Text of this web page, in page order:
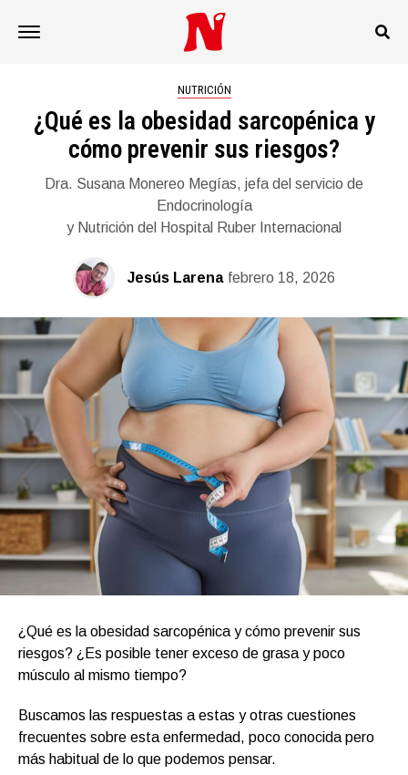
NUTRICIÓN
¿Qué es la obesidad sarcopénica y
cómo prevenir sus riesgos?
Dra. Susana Monereo Megías, jefa del servicio de
Endocrinología
y Nutrición del Hospital Ruber Internacional
Jesús Larena febrero 18, 2026
¿Qué es la obesidad sarcopénica y cómo prevenir sus
riesgos? ¿Es posible tener exceso de grasa y poco
músculo al mismo tiempo?
Buscamos las respuestas a estas y otras cuestiones
frecuentes sobre esta enfermedad, poco conocida pero
más habitual de lo que podemos pensar.